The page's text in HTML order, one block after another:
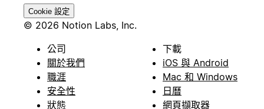
Cookie 設定
© 2026 Notion Labs, Inc.
公司
關於我們
職涯
安全性
狀態
下載
iOS 與 Android
Mac 和 Windows
日曆
網頁擷取器